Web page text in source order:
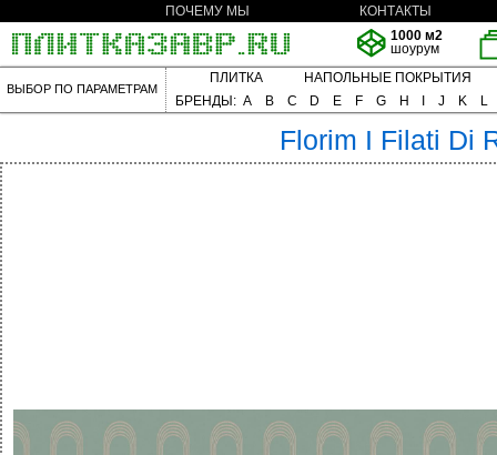
ПОЧЕМУ МЫ
КОНТАКТЫ
1000 м2
шоурум
ВЫБОР ПО ПАРАМЕТРАМ
ПЛИТКА
НАПОЛЬНЫЕ ПОКРЫТИЯ
БРЕНДЫ: A B C D E F G H J K L
Florim I Filati Di